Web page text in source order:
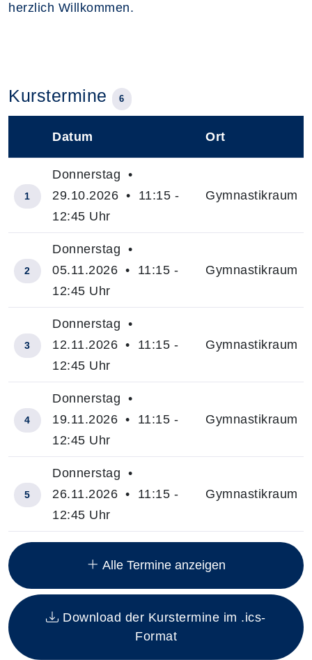
herzlich Willkommen.
Kurstermine 6
Insgesamt gibt es 6 Termine zum diesen Kurs
Datum Ort
1
Donnerstag •
29.10.2026 • 11:15 -
12:45 Uhr
Gymnastikraum
2
Donnerstag •
05.11.2026 • 11:15 -
12:45 Uhr
Gymnastikraum
3
Donnerstag •
12.11.2026 • 11:15 -
12:45 Uhr
Gymnastikraum
4
Donnerstag •
19.11.2026 • 11:15 -
12:45 Uhr
Gymnastikraum
5
Donnerstag •
26.11.2026 • 11:15 -
12:45 Uhr
Gymnastikraum
Alle Termine anzeigen
Download der Kurstermine im .ics-
Format